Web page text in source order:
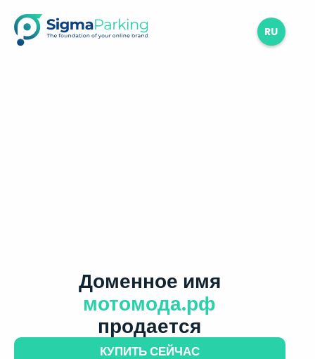
RU
Доменное имя
мотомода.рф
продается
КУПИТЬ СЕЙЧАС